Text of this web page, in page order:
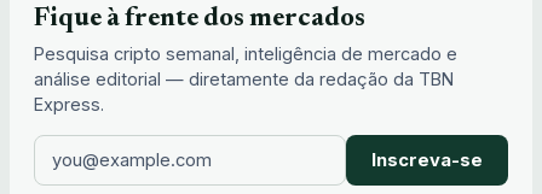
Fique à frente dos mercados
Pesquisa cripto semanal, inteligência de mercado e
análise editorial — diretamente da redação da TBN
Express.
Inscreva-se